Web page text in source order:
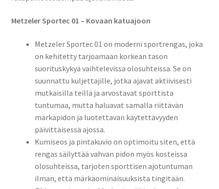
Metzeler Sportec 01 – Kovaan katuajoon
Metzeler Sportec 01 on moderni sportrengas, joka
on kehitetty tarjoamaan korkean tason
suorituskykyä vaihtelevissa olosuhteissa. Se on
suunnattu kuljettajille, jotka ajavat aktiivisesti
mutkaisilla teillä ja arvostavat sporttista
tuntumaa, mutta haluavat samalla riittävän
märkäpidon ja luotettavan käytettävyyden
päivittäisessä ajossa.
Kumiseos ja pintakuvio on optimoitu siten, että
rengas säilyttää vahvan pidon myös kosteissa
olosuhteissa, tarjoten sporttisen ajotuntuman
ilman, että märkäominaisuuksista tingitään.